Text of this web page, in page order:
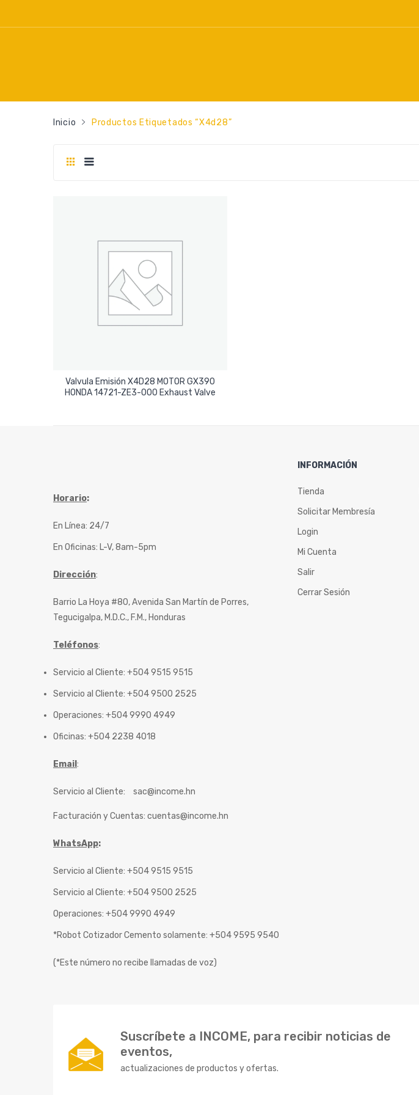
Inicio Productos Etiquetados “x4d28”
Valvula Emisión X4D28 MOTOR GX390
HONDA 14721-ZE3-000 Exhaust Valve
Leer Más
Horario:
En Línea: 24/7
En Oficinas: L-V, 8am-5pm
Dirección:
Barrio La Hoya #80, Avenida San Martín de Porres,
Tegucigalpa, M.D.C., F.M., Honduras
Teléfonos:
Servicio al Cliente: +504 9515 9515
Servicio al Cliente: +504 9500 2525
Operaciones: +504 9990 4949
Oficinas: +504 2238 4018
Email :
Servicio al Cliente: sac@income.hn
Facturación y Cuentas: cuentas@income.hn
WhatsApp:
Servicio al Cliente: +504 9515 9515
Servicio al Cliente: +504 9500 2525
Operaciones: +504 9990 4949
*Robot Cotizador Cemento solamente: +504 9595 9540
(*Este número no recibe llamadas de voz)
INFORMACIÓN
Tienda
Solicitar Membresía
Login
Mi Cuenta
Salir
Cerrar Sesión
Suscríbete a INCOME, para recibir noticias de
eventos,
actualizaciones de productos y ofertas.